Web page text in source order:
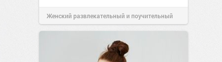
Женский развлекательный и поучительный
сайт.23:42Вчера